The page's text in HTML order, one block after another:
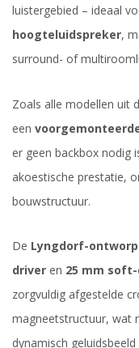
luistergebied – ideaal
hoogteluidspreker,
surround- of
Zoals alle modellen uit
een
er geen backbox nodig
akoestische prestatie,
bouwstructuur.
De Lyngdorf-
driver en 25 mm
zorgvuldig afgestelde
magneetstructuur, wat
dynamisch